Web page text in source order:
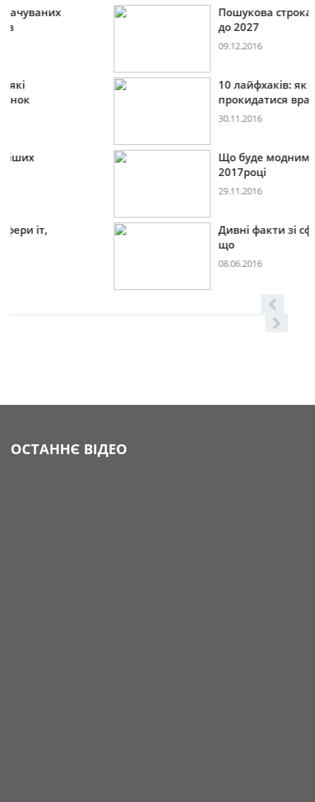
Пошукова строка зникне
10 лайфхаків: як легко
прокидатися вранці
Що буде модним у
Дивні факти зі сфери іт,
ОСТАННЄ ВІДЕО